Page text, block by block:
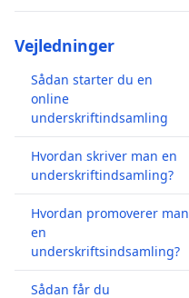
Vejledninger
Sådan starter du en
online
underskriftindsamling
Hvordan skriver man en
underskriftindsamling?
Hvordan promoverer man
en
underskriftsindsamling?
Sådan får du